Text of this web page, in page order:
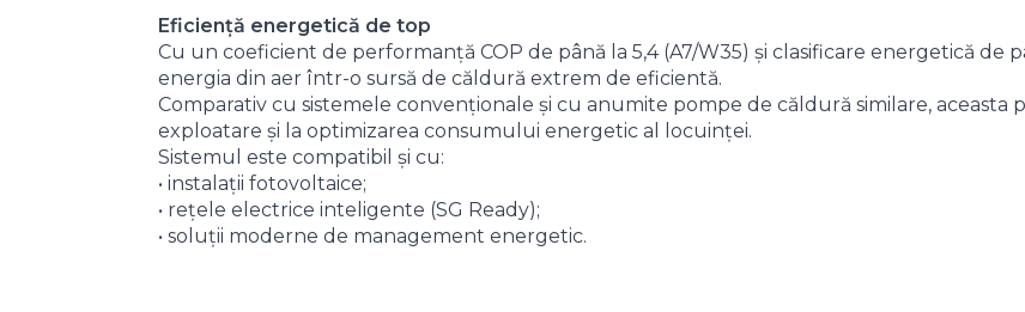
Eficiență energetică de top
Cu un coeficient de performanță COP de până la 5,4 (A7/W35) și clasificare energetică de
energia din aer într-o sursă de căldură extrem de eficientă.
Comparativ cu sistemele convenționale și cu anumite pompe de căldură similare,
exploatare și la optimizarea consumului energetic al locuinței.
Sistemul este compatibil și cu:
• instalații fotovoltaice;
• rețele electrice inteligente (SG Ready);
• soluții moderne de management energetic.